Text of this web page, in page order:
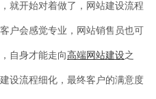
就开始对着做了，网站建设流程
户会感觉专业，网站销售员也可
自身才能走向高端网站建设之
设流程细化，最终客户的满意度